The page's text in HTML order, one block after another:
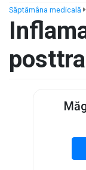
Săptămâna medicală